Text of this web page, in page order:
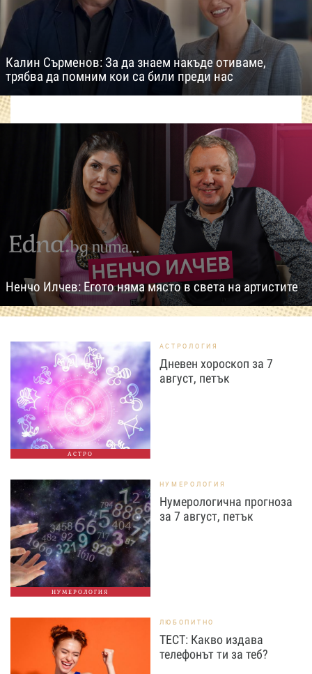
Калин Сърменов: За да знаем накъде отиваме,
трябва да помним кои са били преди нас
Ненчо Илчев: Егото няма място в света на артистите
АСТРО
АСТРОЛОГИЯ
Дневен хороскоп за 7
август, петък
НУМЕРОЛОГИЯ
НУМЕРОЛОГИЯ
Нумерологична прогноза
за 7 август, петък
ЛЮБОПИТНО
ТЕСТ: Какво издава
телефонът ти за теб?